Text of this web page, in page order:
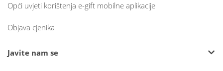
Opći uvjeti korištenja e-gift mobilne aplikacije
Objava cjenika
Javite nam se